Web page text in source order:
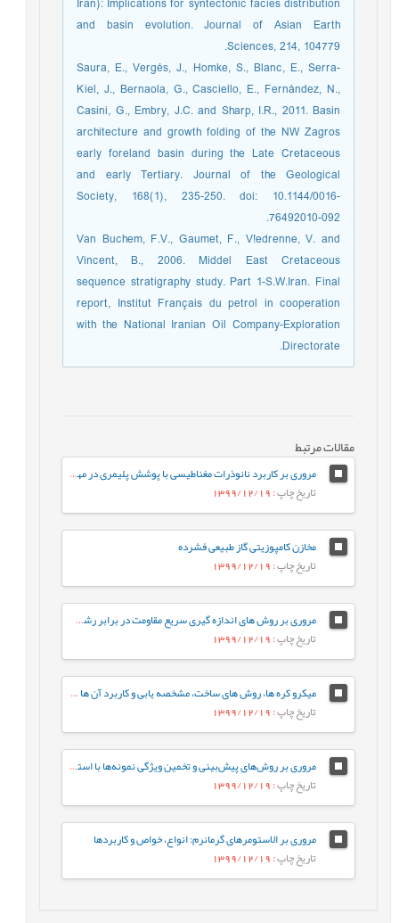
Iran): Implications for syntectonic facies distribution
and basin evolution. Journal of Asian Earth
Sciences, 214, 104779.
Saura, E., Vergés, J., Homke, S., Blanc, E., Serra-
Kiel, J., Bernaola, G., Casciello, E., Fernández, N.,
Casini, G., Embry, J.C. and Sharp, I.R., 2011. Basin
architecture and growth folding of the NW Zagros
early foreland basin during the Late Cretaceous
and early Tertiary. Journal of the Geological
Society, 168(1), 235-250. doi: 10.1144/0016-
76492010-092.
Van Buchem, F.V., Gaumet, F., V!edrenne, V. and
Vincent, B., 2006. Middel East Cretaceous
sequence stratigraphy study. Part 1-S.W.Iran. Final
report, Institut Français du petrol in cooperation
with the National Iranian Oil Company-Exploration
Directorate.
مقالات مرتبط
مروری بر کاربرد نانوذرات مغناطیسی با پوشش پلیمری در مهندسی بافت
تاریخ چاپ: 1399/12/19
مخازن کامپوزیتی گاز طبیعی فشرده
تاریخ چاپ: 1399/12/19
مروری بر روش های اندازه گیری سریع مقاومت در برابر رشد آهسته ترک پلی اتیلن سنگین
تاریخ چاپ: 1399/12/19
میکرو کره ها، روش های ساخت، مشخصه يابی و کاربرد آن ها در دارورسانی
تاریخ چاپ: 1399/12/19
مروری بر روش‌های پیش‌بینی و تخمین ویژگی نمونه‌ها با استفاده از روش‌های تجزیه‌ای و الگوریتم‌های یادگیری ماشین
تاریخ چاپ: 1399/12/19
مروری بر الاستومرهای گرمانرم: انواع، خواص و کاربردها
تاریخ چاپ: 1399/12/19